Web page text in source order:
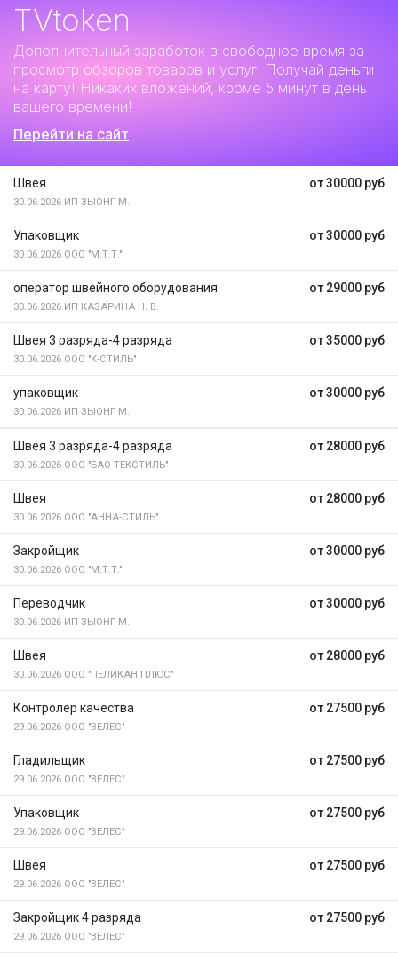
TVtoken
Дополнительный заработок в свободное время за
просмотр обзоров товаров и услуг. Получай деньги
на карту! Никаких вложений, кроме 5 минут в день
вашего времени!
Перейти на сайт
от 30000 руб
Швея
30.06.2026 ИП ЗЫОНГ М.
от 30000 руб
Упаковщик
30.06.2026 ООО "М.Т.Т."
от 29000 руб
оператор швейного оборудования
30.06.2026 ИП КАЗАРИНА Н. В.
от 35000 руб
Швея 3 разряда-4 разряда
30.06.2026 ООО "К-СТИЛЬ"
от 30000 руб
упаковщик
30.06.2026 ИП ЗЫОНГ М.
от 28000 руб
Швея 3 разряда-4 разряда
30.06.2026 ООО "БАО ТЕКСТИЛЬ"
от 28000 руб
Швея
30.06.2026 ООО "АННА-СТИЛЬ"
от 30000 руб
Закройщик
30.06.2026 ООО "М.Т.Т."
от 30000 руб
Переводчик
30.06.2026 ИП ЗЫОНГ М.
от 28000 руб
Швея
30.06.2026 ООО "ПЕЛИКАН ПЛЮС"
от 27500 руб
Контролер качества
29.06.2026 ООО "ВЕЛЕС"
от 27500 руб
Гладильщик
29.06.2026 ООО "ВЕЛЕС"
от 27500 руб
Упаковщик
29.06.2026 ООО "ВЕЛЕС"
от 27500 руб
Швея
29.06.2026 ООО "ВЕЛЕС"
от 27500 руб
Закройщик 4 разряда
29.06.2026 ООО "ВЕЛЕС"